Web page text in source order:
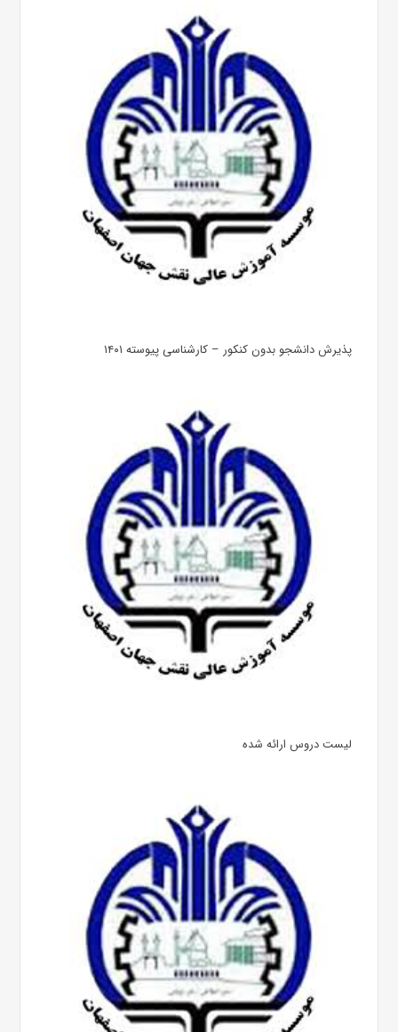
پذیرش دانشجو بدون کنکور – کارشناسی پیوسته ۱۴۰۱
لیست دروس ارائه شده